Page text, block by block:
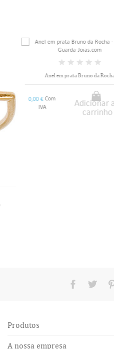
Anel em prata Bruno da Rocha
0,00 €
IVA
Adicionar ao
carrinho
Produtos
A nossa empresa